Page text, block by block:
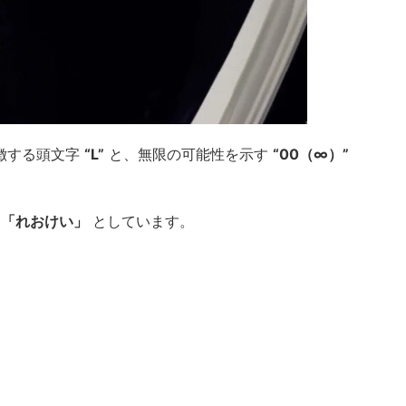
する頭文字 “L” と、無限の可能性を示す “00（∞）”
「れおけい」 としています。